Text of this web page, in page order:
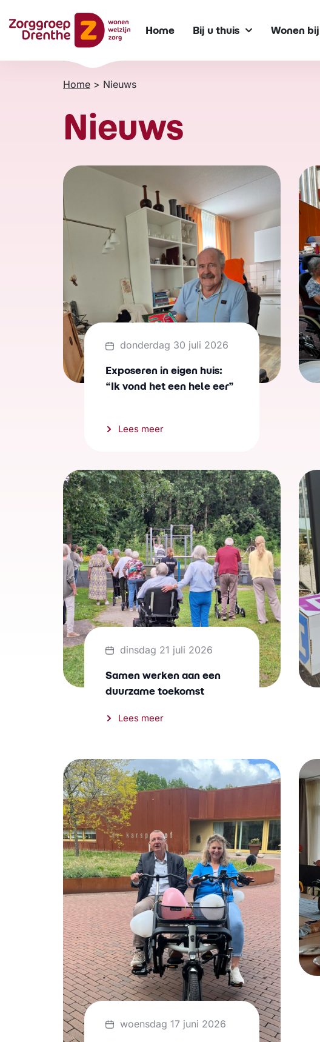
naar
content
Home Bij u thuis Wonen bij
Home > Nieuws
Nieuws
donderdag 30 juli 2026
Exposeren in eigen huis:
“Ik vond het een hele eer”
Lees meer
dinsdag 21 juli 2026
Samen werken aan een
duurzame toekomst
Lees meer
woensdag 17 juni 2026